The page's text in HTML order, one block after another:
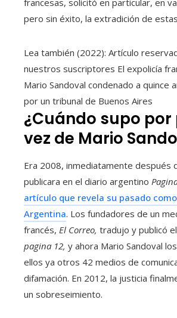
pero sin éxito, la extradición de
Lea también (2022): Artículo
nuestros suscriptores El expolicía
Mario Sandoval condenado a quince
por un tribunal de Buenos Aires
¿Cuándo supo
vez de Mario
Era 2008, inmediatamente después
publicara en el diario argentino
artículo que revela su pasado
Argentina. Los fundadores de un
francés, El Correo, tradujo y publicó
pagina 12, y ahora Mario Sandoval
ellos ya otros 42 medios de
difamación. En 2012, la justicia
un sobreseimiento.